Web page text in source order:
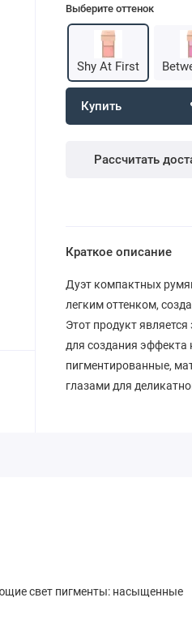
Выберите оттенок
Shy At First
Купить
Рассчитать
Краткое описание
Дуэт компактных
легким оттенком,
Этот продукт
для создания
пигментированные,
глазами для
свет пигменты: насыщенные